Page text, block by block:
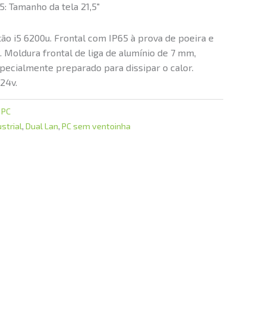
Tamanho da tela 21,5″
i5 6200u. Frontal com IP65 à prova de poeira e
Moldura frontal de liga de alumínio de 7 mm,
preparado para dissipar o calor.
, Dual Lan, PC sem ventoinha